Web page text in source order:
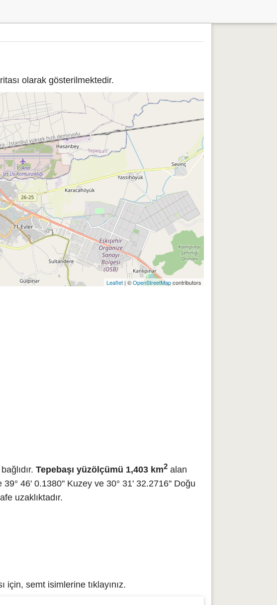
olarak gösterilmektedir.
Leaflet | ©OpenStreetMapcontributors
Tepebaşı yüzölçümü 1,403 km2 alan
39° 46' 0.1380'' Kuzey ve 30° 31' 32.2716'' Doğu
uzaklıktadır.
için, semt isimlerine tıklayınız.